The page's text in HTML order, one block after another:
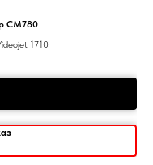
CM780
1710